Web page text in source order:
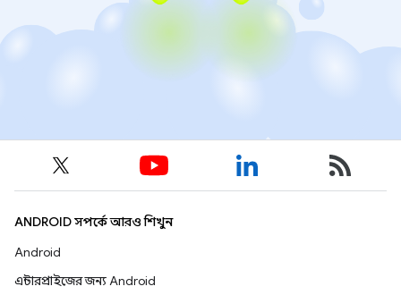
ANDROID সম্পর্কে আরও শিখুন
Android
এন্টারপ্রাইজের জন্য Android